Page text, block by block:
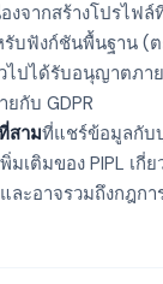
องจากสร้างโปรไ
รับฟังก์ชันพื้นฐาน (
ไปได้รับอนุญาตภา
กับ GDPR
สามที่แชร์ข้อมูลกับ
มเติมของ PIPL เกี่
ละอาจรวมถึงกฎก